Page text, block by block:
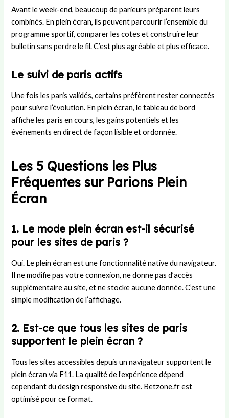
Avant le week-end, beaucoup de parieurs préparent leurs
combinés. En plein écran, ils peuvent parcourir l’ensemble du
programme sportif, comparer les cotes et construire leur
bulletin sans perdre le fil. C’est plus agréable et plus efficace.
Le suivi de paris actifs
Une fois les paris validés, certains préfèrent rester connectés
pour suivre l’évolution. En plein écran, le tableau de bord
affiche les paris en cours, les gains potentiels et les
événements en direct de façon lisible et ordonnée.
Les 5 Questions les Plus
Fréquentes sur Parions Plein
Écran
1. Le mode plein écran est-il sécurisé
pour les sites de paris ?
Oui. Le plein écran est une fonctionnalité native du navigateur.
Il ne modifie pas votre connexion, ne donne pas d’accès
supplémentaire au site, et ne stocke aucune donnée. C’est une
simple modification de l’affichage.
2. Est-ce que tous les sites de paris
supportent le plein écran ?
Tous les sites accessibles depuis un navigateur supportent le
plein écran via F11. La qualité de l’expérience dépend
cependant du design responsive du site. Betzone.fr est
optimisé pour ce format.